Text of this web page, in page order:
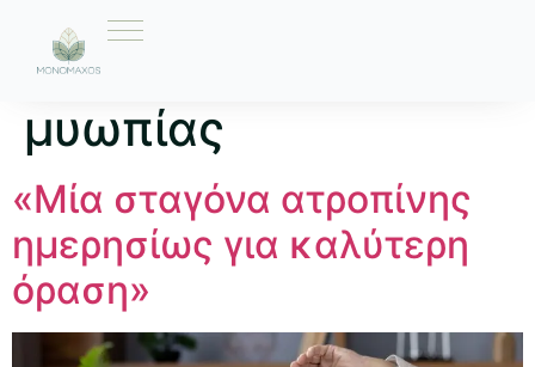
Ετικέτα:
μυωπίας
«Μία σταγόνα ατροπίνης
ημερησίως για καλύτερη
όραση»